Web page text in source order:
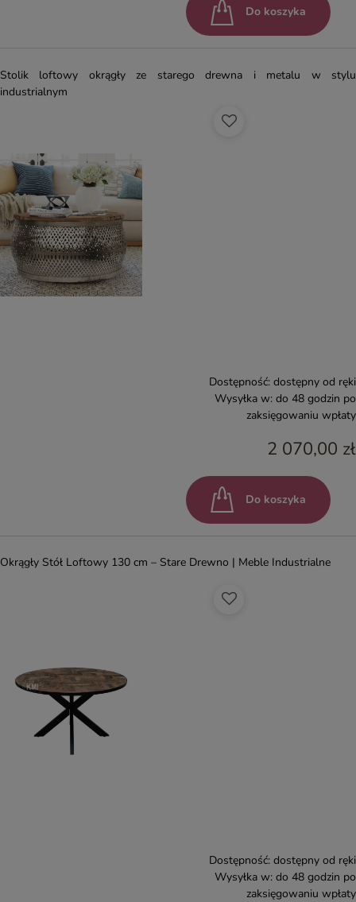
Do koszyka
Stolik loftowy okrągły ze starego drewna i metalu w stylu
industrialnym
Dostępność: dostępny od ręki
Wysyłka w: do 48 godzin po
zaksięgowaniu wpłaty
2 070,00 zł
Do koszyka
Okrągły Stół Loftowy 130 cm – Stare Drewno | Meble Industrialne
Dostępność: dostępny od ręki
Wysyłka w: do 48 godzin po
zaksięgowaniu wpłaty